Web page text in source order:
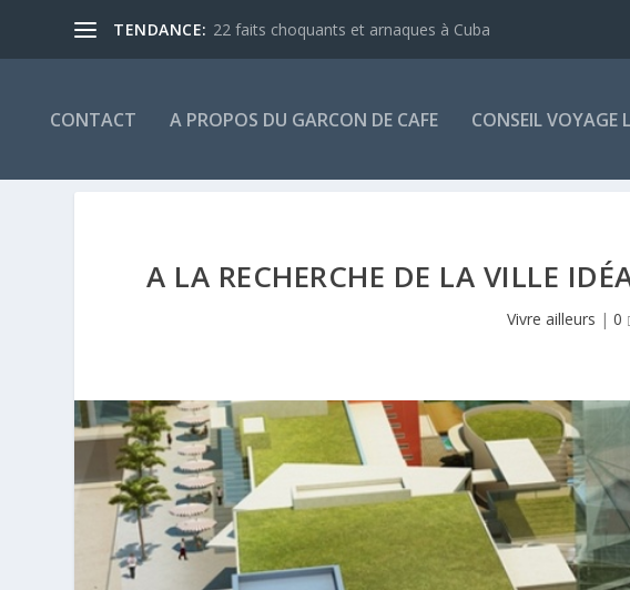
TENDANCE: 22 faits choquants et arnaques à Cuba
CONTACT A PROPOS DU GARCON DE CAFE CONSEIL VOYAGE
A LA RECHERCHE DE LA VILLE
Vivre ailleurs |0